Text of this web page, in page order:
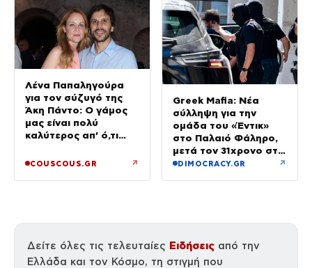
Λένα Παπαληγούρα
για τον σύζυγό της
Άκη Πάντο: Ο γάμος
μας είναι πολύ
καλύτερος απ’ ό,τι
COUSCOUS.GR ↗
Greek Mafia: Νέα
σύλληψη για την
ομάδα του «Έντικ»
στο Παλαιό Φάληρο,
μετά τον 31χρονο στη
Γερμανία
DIMOCRACY.GR ↗
Δείτε όλες τις τελευταίες Ειδήσεις από την
Ελλάδα και τον Κόσμο, τη στιγμή που